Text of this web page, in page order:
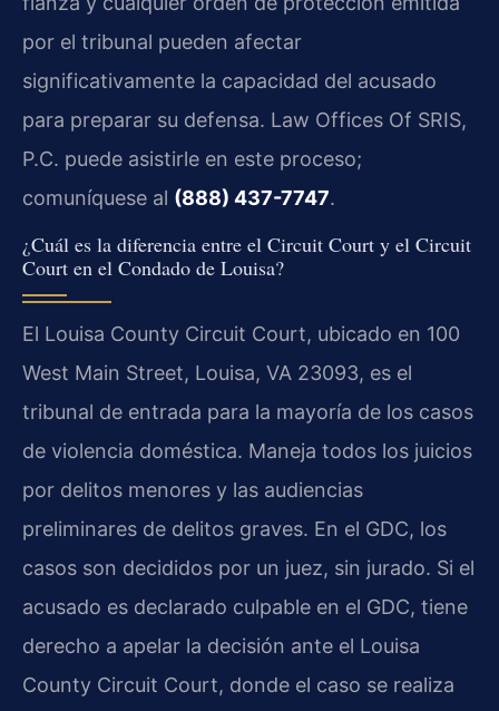
por el tribunal pueden afectar
significativamente la capacidad del acusado
para preparar su defensa. Law Offices Of SRIS,
P.C. puede asistirle en este proceso;
comuníquese al (888) 437-7747.
¿Cuál es la diferencia entre el Circuit Court y el Circuit
Court en el Condado de Louisa?
El Louisa County Circuit Court, ubicado en 100
West Main Street, Louisa, VA 23093, es el
tribunal de entrada para la mayoría de los casos
de violencia doméstica. Maneja todos los juicios
por delitos menores y las audiencias
preliminares de delitos graves. En el GDC, los
casos son decididos por un juez, sin jurado. Si el
acusado es declarado culpable en el GDC, tiene
derecho a apelar la decisión ante el Louisa
County Circuit Court, donde el caso se realiza